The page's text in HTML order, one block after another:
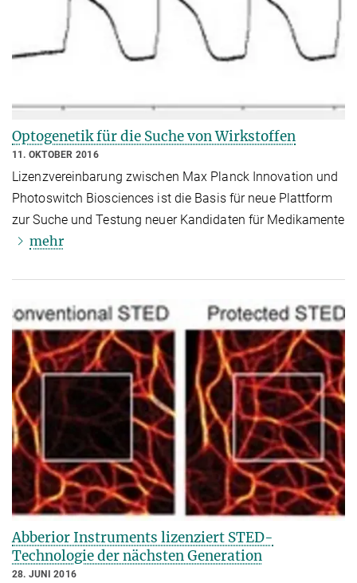
Optogenetik für die Suche von Wirkstoffen
11. OKTOBER 2016
Lizenzvereinbarung zwischen Max Planck Innovation und
Photoswitch Biosciences ist die Basis für neue Plattform
zur Suche und Testung neuer Kandidaten für Medikamente
mehr
Abberior Instruments lizenziert STED-
Technologie der nächsten Generation
28. JUNI 2016